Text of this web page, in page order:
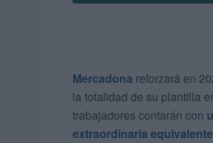
Mercadona reforzará en
la totalidad de su plantilla
trabajadores contarán con
extraordinaria